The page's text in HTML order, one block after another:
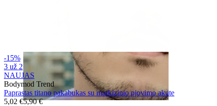
-15%
3 už 2
NAUJAS
Bodymod Trend
Paprastas titano pakabukas su markizinio pjovimo akute
5,02 €5,90 €